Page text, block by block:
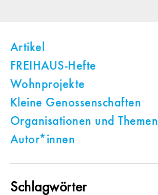
Artikel
FREIHAUS-Hefte
Wohnprojekte
Kleine Genossenschaften
Organisationen und Themen
Autor*innen
Schlagwörter